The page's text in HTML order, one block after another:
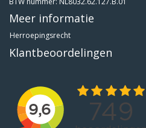
Meer informatie
Herroepingsrecht
Klantbeoordelingen